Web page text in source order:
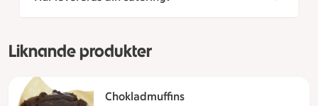
Liknande produkter
Chokladmuffins